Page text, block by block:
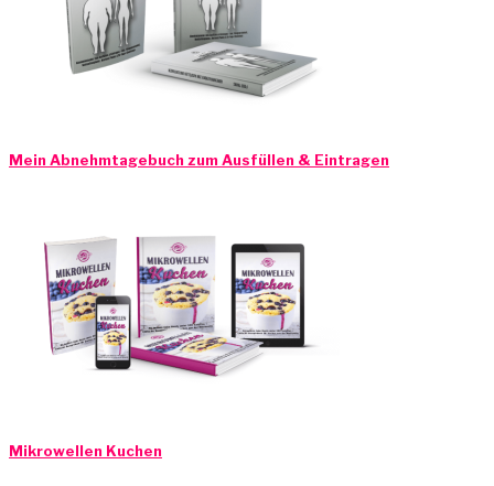
Mein Abnehmtagebuch zum Ausfüllen & Eintragen
Mikrowellen Kuchen